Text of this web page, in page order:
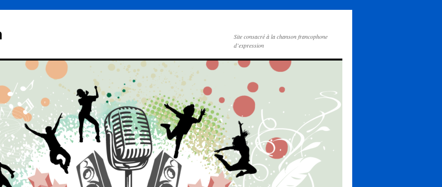
Site consacré à la chanson francophone
d’expression